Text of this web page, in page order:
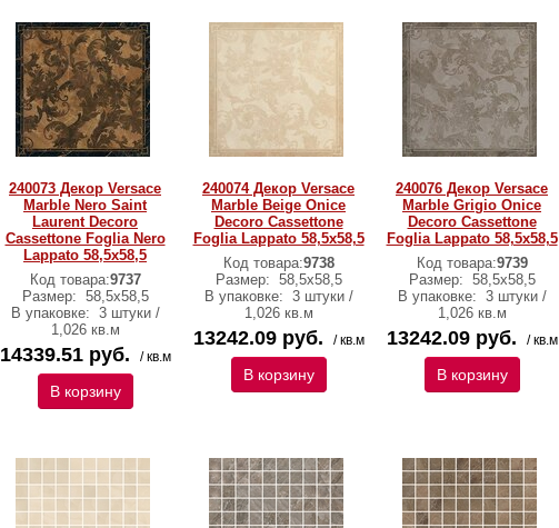
240073 Декор Versace
Marble Nero Saint
Laurent Decoro
Cassettone Foglia Nero
Lappato 58,5х58,5
Код товара:9737
Размер: 58,5х58,5
В упаковке: 3 штуки /
1,026 кв.м
14339.51 руб. / кв.м
В корзину
240074 Декор Versace
Marble Beige Onice
Decoro Cassettone
Foglia Lappato 58,5х58,5
Код товара:9738
Размер: 58,5х58,5
В упаковке: 3 штуки /
1,026 кв.м
13242.09 руб. / кв.м
В корзину
240076 Декор Versace
Marble Grigio Onice
Decoro Cassettone
Foglia Lappato 58,5х58,5
Код товара:9739
Размер: 58,5х58,5
В упаковке: 3 штуки /
1,026 кв.м
13242.09 руб. / кв.м
В корзину